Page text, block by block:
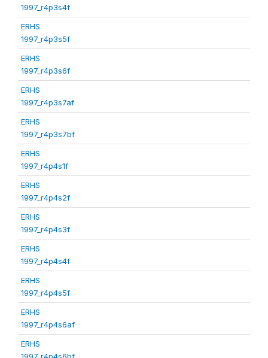
1997_r4p3s4f
ERHS
1997_r4p3s5f
ERHS
1997_r4p3s6f
ERHS
1997_r4p3s7af
ERHS
1997_r4p3s7bf
ERHS
1997_r4p4s1f
ERHS
1997_r4p4s2f
ERHS
1997_r4p4s3f
ERHS
1997_r4p4s4f
ERHS
1997_r4p4s5f
ERHS
1997_r4p4s6af
ERHS
1997_r4p4s6bf